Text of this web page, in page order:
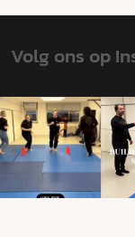
Volg ons op